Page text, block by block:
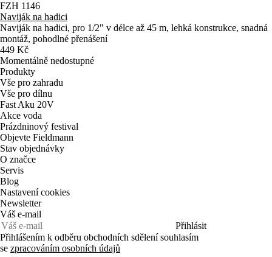
FZH 1146
Naviják na hadici
Naviják na hadici, pro 1/2" v délce až 45 m, lehká konstrukce, snadná
montáž, pohodlné přenášení
449 Kč
Momentálně nedostupné
Produkty
Vše pro zahradu
Vše pro dílnu
Fast Aku 20V
Akce voda
Prázdninový festival
Objevte Fieldmann
Stav objednávky
O značce
Servis
Blog
Nastavení cookies
Newsletter
Váš e-mail
Přihlásit
Přihlášením k odběru obchodních sdělení souhlasím
se zpracováním osobních údajů